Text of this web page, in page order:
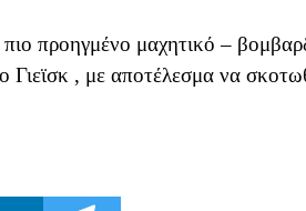
προηγμένο μαχητικό –
Γιεϊσκ , με αποτέλεσμα να